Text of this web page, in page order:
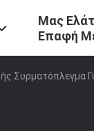
Μας
Επαφή
Συρματόπλεγμα